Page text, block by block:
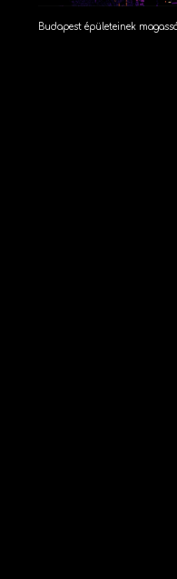
Budapest épületeinek